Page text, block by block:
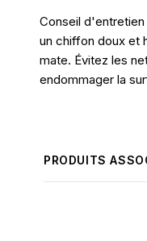
Conseil
un chiffon doux et
mate. Évitez les
endommager la
PRODUITS